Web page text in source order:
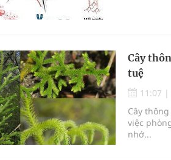
Cây
tuệ
11:07 |
Cây
việc
nhớ...